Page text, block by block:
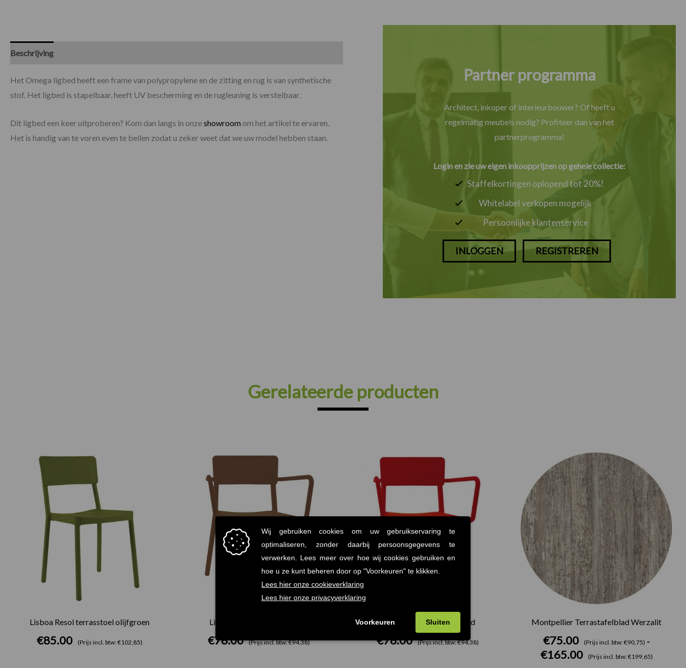
Beschrijving
Het Omega ligbed heeft een frame van polypropylene en de zitting en rug is van synthetische
stof. Het ligbed is stapelbaar, heeft UV bescherming en de rugleuning is verstelbaar.
Dit ligbed een keer uitproberen? Kom dan langs in onzeshowroom om het artikel te ervaren.
Het is handig van te voren even te bellen zodat u zeker weet dat we uw model hebben staan.
Partner programma
Architect, inkoper of interieurbouwer? Of heeft u
regelmatig meubels nodig? Profiteer dan van het
partnerprogramma!
Login en zie uw eigen inkoopprijzen op gehele collectie:
Staffelkortingen oplopend tot 20%!
Whitelabel verkopen mogelijk
Persoonlijke klantenservice
INLOGGEN REGISTREREN
Gerelateerde producten
Lisboa Resol terrasstoel olijfgroen
€85.00 (Prijs incl. btw: €102,85)
Lisboa Resol armstoel taupe
€78.00 (Prijs incl. btw: €94,38)
Lisboa Resol armstoel rood
€78.00 (Prijs incl. btw: €94,38)
Montpellier Terrastafelblad Werzalit
€75.00 (Prijs incl. btw: €90,75) -
€165.00 (Prijs incl. btw: €199,65)
€165.00